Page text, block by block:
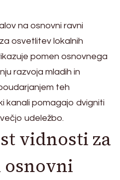
na osnovni ravni
osvetlitev lokalnih
pomen osnovnega
razvoja mladih in
teh
kanali pomagajo dvigniti
udeležbo.
vidnosti za
osnovni